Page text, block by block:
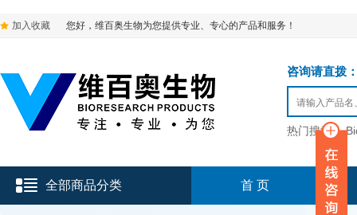
加入收藏 您好，维百奥生物为您提供专业、专心的产品和服务！
咨询请直拨
热门搜索：
全部商品分类 首 页